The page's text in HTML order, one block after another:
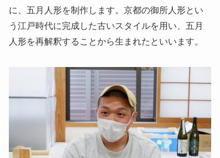
に、五月人形を制作します。京都の御所人形とい
う江戸時代に完成した古いスタイルを用い、五月
人形を再解釈することから生まれたといいます。